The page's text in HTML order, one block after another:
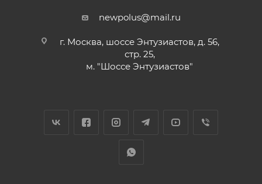
newpolus@mail.ru
г. Москва, шоссе Энтузиастов, д. 56,
стр. 25,
м. "Шоссе Энтузиастов"